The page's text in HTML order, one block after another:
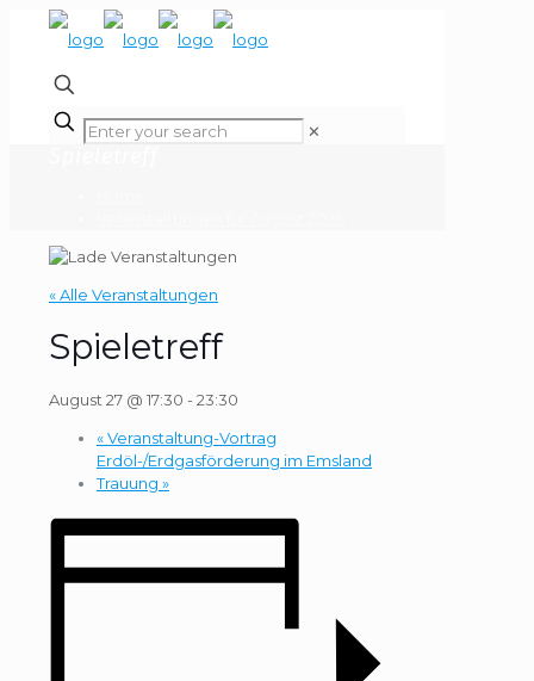
✕
« Alle Veranstaltungen
Spieletreff
August 27 @ 17:30 -23:30
«Veranstaltung-Vortrag
Erdöl-/Erdgasförderung im Emsland
Trauung »